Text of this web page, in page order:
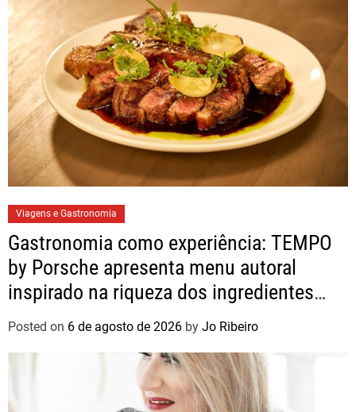
Viagens e Gastronomia
Gastronomia como experiência: TEMPO
by Porsche apresenta menu autoral
inspirado na riqueza dos ingredientes
brasileiros
Posted on 6 de agosto de 2026 by Jo Ribeiro